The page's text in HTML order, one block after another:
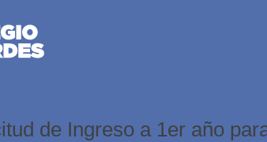
de Ingreso a 1er año